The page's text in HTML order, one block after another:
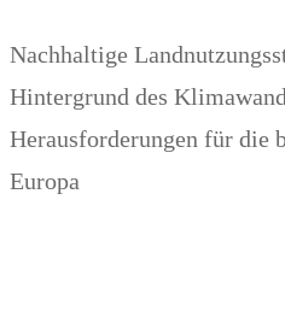
Inhalt
springen
Nachhaltige
Hintergrund des
Herausforderungen für die
Europa